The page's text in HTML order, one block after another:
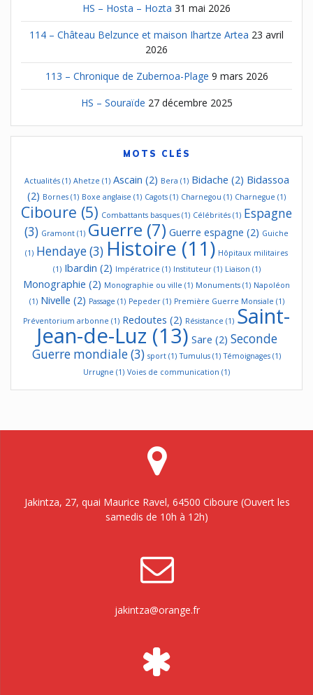
HS – Hosta – Hozta 31 mai 2026
114 – Château Belzunce et maison Ihartze Artea 23 avril
2026
113 – Chronique de Zubernoa-Plage 9 mars 2026
HS – Souraïde 27 décembre 2025
MOTS CLÉS
Actualités(1) Ahetze (1) Ascain (2) Bera (1) Bidache (2) Bidassoa
(2) Bornes (1) Boxe anglaise (1) Cagots (1) Charnegou (1) Charnegue (1)
Ciboure (5) Combattants basques (1) Célébrités (1) Espagne
(3) Gramont (1) Guerre (7) Guerre espagne (2) Guiche
(1) Hendaye(3) Histoire (11) Hôpitaux militaires
(1) Ibardin (2) Impératrice (1) Instituteur(1) Liaison (1)
Monographie (2) Monographie ou ville (1) Monuments (1) Napoléon
(1) Nivelle (2) Passage (1) Pepeder(1) Première Guerre Monsiale (1)
Préventorium arbonne (1) Redoutes (2) Résistance (1) Saint-
Jean-de-Luz (13) Sare (2) Seconde
Guerre mondiale(3) sport (1) Tumulus (1) Témoignages (1)
Urrugne (1) Voies de communication (1)
Jakintza, 27, quai Maurice Ravel, 64500 Ciboure (Ouvert les
samedis de 10h à 12h)
jakintza@orange.fr